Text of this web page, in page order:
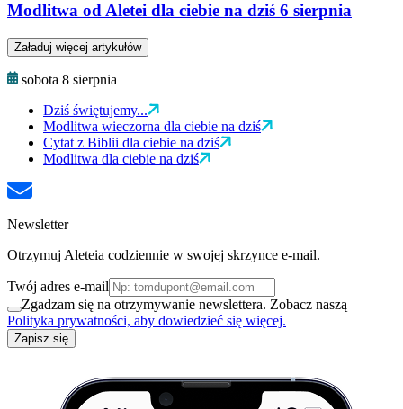
Modlitwa od Aletei dla ciebie na dziś 6 sierpnia
Załaduj więcej artykułów
sobota 8 sierpnia
Dziś świętujemy...
Modlitwa wieczorna dla ciebie na dziś
Cytat z Biblii dla ciebie na dziś
Modlitwa dla ciebie na dziś
Newsletter
Otrzymuj Aleteia codziennie w swojej skrzynce e-mail.
Twój adres e-mail
Zgadzam się na otrzymywanie newslettera. Zobacz naszą
Polityka prywatności, aby dowiedzieć się więcej.
Zapisz się